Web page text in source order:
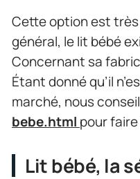
Cette option est très
général, le lit bébé
Concernant sa
Étant donné qu’il
marché, nous
bebe.html pour
Lit bébé, la